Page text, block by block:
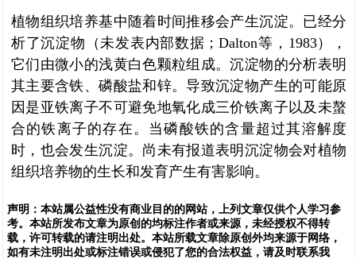
植物组织培养基中随着时间推移会产生沉淀。已经分
析了沉淀物（未发表内部数据；Dalton等，1983），
它们由微小的浅黄白色颗粒组成。沉淀物的分析表明
其主要含铁、磷酸盐和锌。导致沉淀物产生的可能原
因是亚铁离子不可避免地氧化成三价铁离子以及未螯
合的铁离子的存在。当磷酸铁的含量超过其溶解度
时，也会发生沉淀。尚未有报道表明沉淀物会对植物
组织培养物的生长和发育产生有害影响。
声明： 本站属公益性没有商业目的的网站，上列文章仅供个人学习参
考。本站所发布文章为原创的均标注作者或来源，未经授权不得转
载，许可转载的请注明出处。本站所载文章除原创外均来源于网络，
如有未注明出处或标注错误或侵犯了您的合法权益，请及时联系我